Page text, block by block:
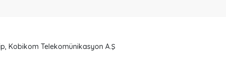
Kobikom Telekomünikasyon A.Ş